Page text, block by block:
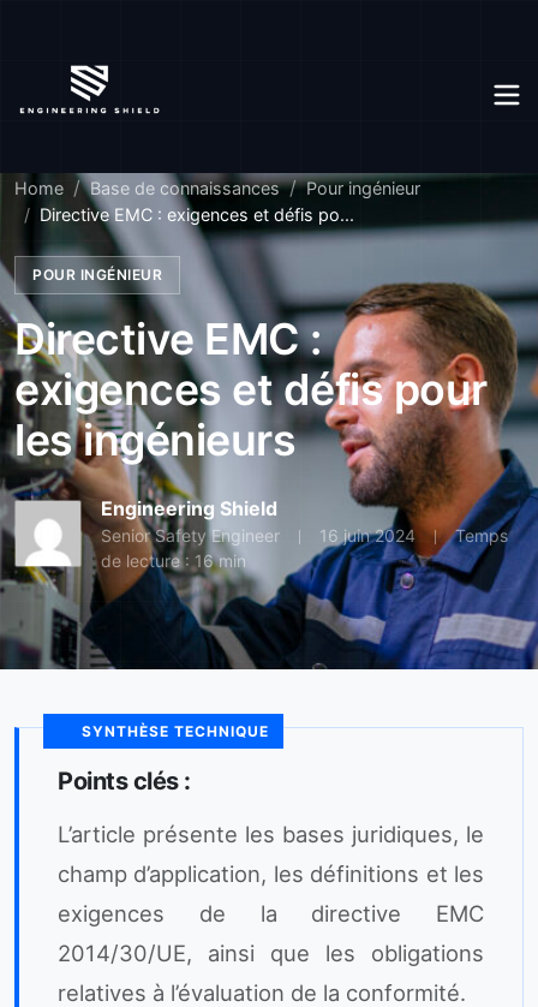
Home Base de connaissances
Pour ingénieur
Directive EMC : exigences et défis po...
POUR INGÉNIEUR
Directive EMC :
exigences et défis pour
les ingénieurs
Engineering Shield
Senior Safety Engineer 16 juin 2024
Temps
de lecture : 16 min
SYNTHÈSE TECHNIQUE
Points clés :
L’article présente les bases juridiques, le
champ d’application, les définitions et les
exigences de la directive EMC
2014/30/UE, ainsi que les obligations
relatives à l’évaluation de la conformité.